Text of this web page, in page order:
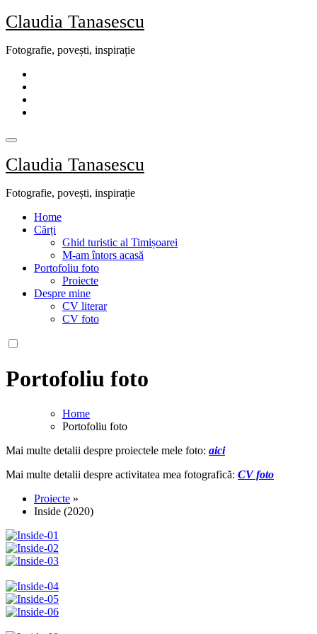
Skip
to
Claudia Tanasescu
Fotografie, povești, inspirație
Claudia Tanasescu
Fotografie, povești, inspirație
Home
Cărți
Ghid turistic al Timișoarei
M-am întors acasă
Portofoliu foto
Proiecte
Despre mine
CV literar
CV foto
Portofoliu foto
Home
Portofoliu foto
Mai multe detalii despre proiectele mele foto: aici
Mai multe detalii despre activitatea mea fotografică: CV foto
Proiecte »
Inside (2020)